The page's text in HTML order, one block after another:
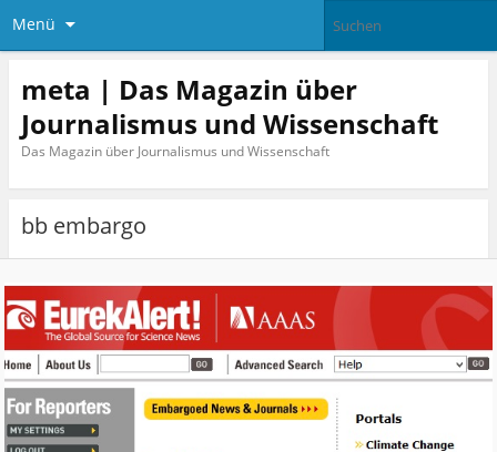
Menü
meta | Das Magazin über
Journalismus und Wissenschaft
Das Magazin über Journalismus und Wissenschaft
bb embargo